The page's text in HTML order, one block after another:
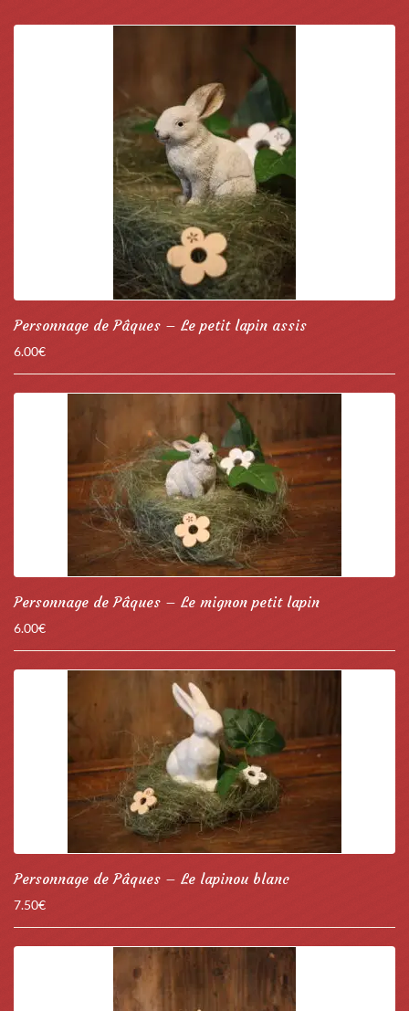
Personnage de Pâques – Le petit lapin assis
6.00€
Personnage de Pâques – Le mignon petit lapin
6.00€
Personnage de Pâques – Le lapinou blanc
7.50€